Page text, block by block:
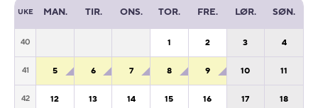
UKE MAN. TIR. ONS. TOR. FRE. LØR. SØN.
40 1 2 3 4
41 5 6 7 8 9 10 11
42 12 13 14 15 16 17 18